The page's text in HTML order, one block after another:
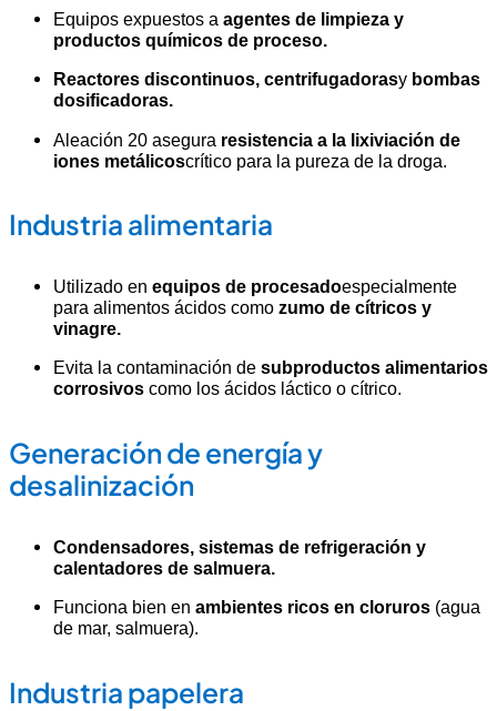
Equipos expuestos a agentes de limpieza y
productos químicos de proceso.
Reactores discontinuos, centrifugadorasy bombas
dosificadoras.
Aleación 20 asegura resistencia a la lixiviación de
iones metálicoscrítico para la pureza de la droga.
Industria alimentaria
Utilizado en equipos de procesadoespecialmente
para alimentos ácidos como zumo de cítricos y
vinagre.
Evita la contaminación de subproductos alimentarios
corrosivos como los ácidos láctico o cítrico.
Generación de energía y
desalinización
Condensadores, sistemas de refrigeración y
calentadores de salmuera.
Funciona bien en ambientes ricos en cloruros (agua
de mar, salmuera).
Industria papelera